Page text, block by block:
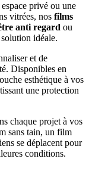
privé ou une
vitrées, nos films
anti regard ou
idéale.
et de
Disponibles en
esthétique à vos
une protection
chaque projet à vos
sans tain, un film
se déplacent pour
conditions.